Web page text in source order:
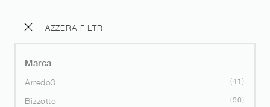
AZZERA FILTRI
Marca
Arredo3
41
Bizzotto 96